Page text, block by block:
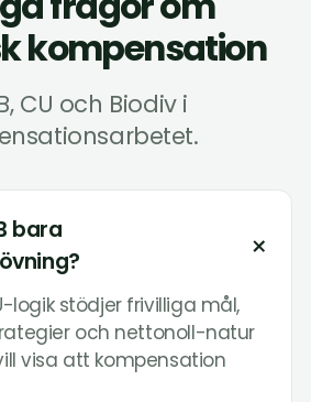
kompensation
CU och Biodiv i
bara
+
logik stödjer frivilliga mål,
och nettonoll-natur
visa att kompensation